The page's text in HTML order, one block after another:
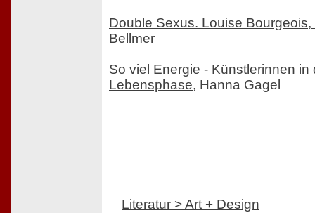
Double Sexus. Louise Bourgeois,
Bellmer
So viel Energie - Künstlerinnen in
Lebensphase, Hanna Gagel
Literatur > Art + Design